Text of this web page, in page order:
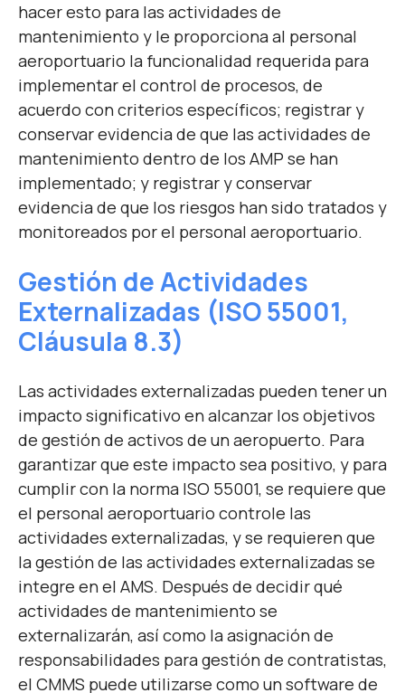
hacer esto para las actividades de
mantenimiento y le proporciona al personal
aeroportuario la funcionalidad requerida para
implementar el control de procesos, de
acuerdo con criterios específicos; registrar y
conservar evidencia de que las actividades de
mantenimiento dentro de los AMP se han
implementado; y registrar y conservar
evidencia de que los riesgos han sido tratados y
monitoreados por el personal aeroportuario.
Gestión de Actividades
Externalizadas (ISO 55001,
Cláusula 8.3)
Las actividades externalizadas pueden tener un
impacto significativo en alcanzar los objetivos
de gestión de activos de un aeropuerto. Para
garantizar que este impacto sea positivo, y para
cumplir con la norma ISO 55001, se requiere que
el personal aeroportuario controle las
actividades externalizadas, y se requieren que
la gestión de las actividades externalizadas se
integre en el AMS. Después de decidir qué
actividades de mantenimiento se
externalizarán, así como la asignación de
responsabilidades para gestión de contratistas,
el CMMS puede utilizarse como un software de